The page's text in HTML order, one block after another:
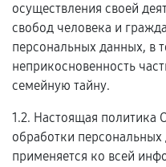
осуществления своей
свобод человека и
персональных данных, в
неприкосновенность
семейную тайну.
1.2. Настоящая политика
обработки
применяется ко всей